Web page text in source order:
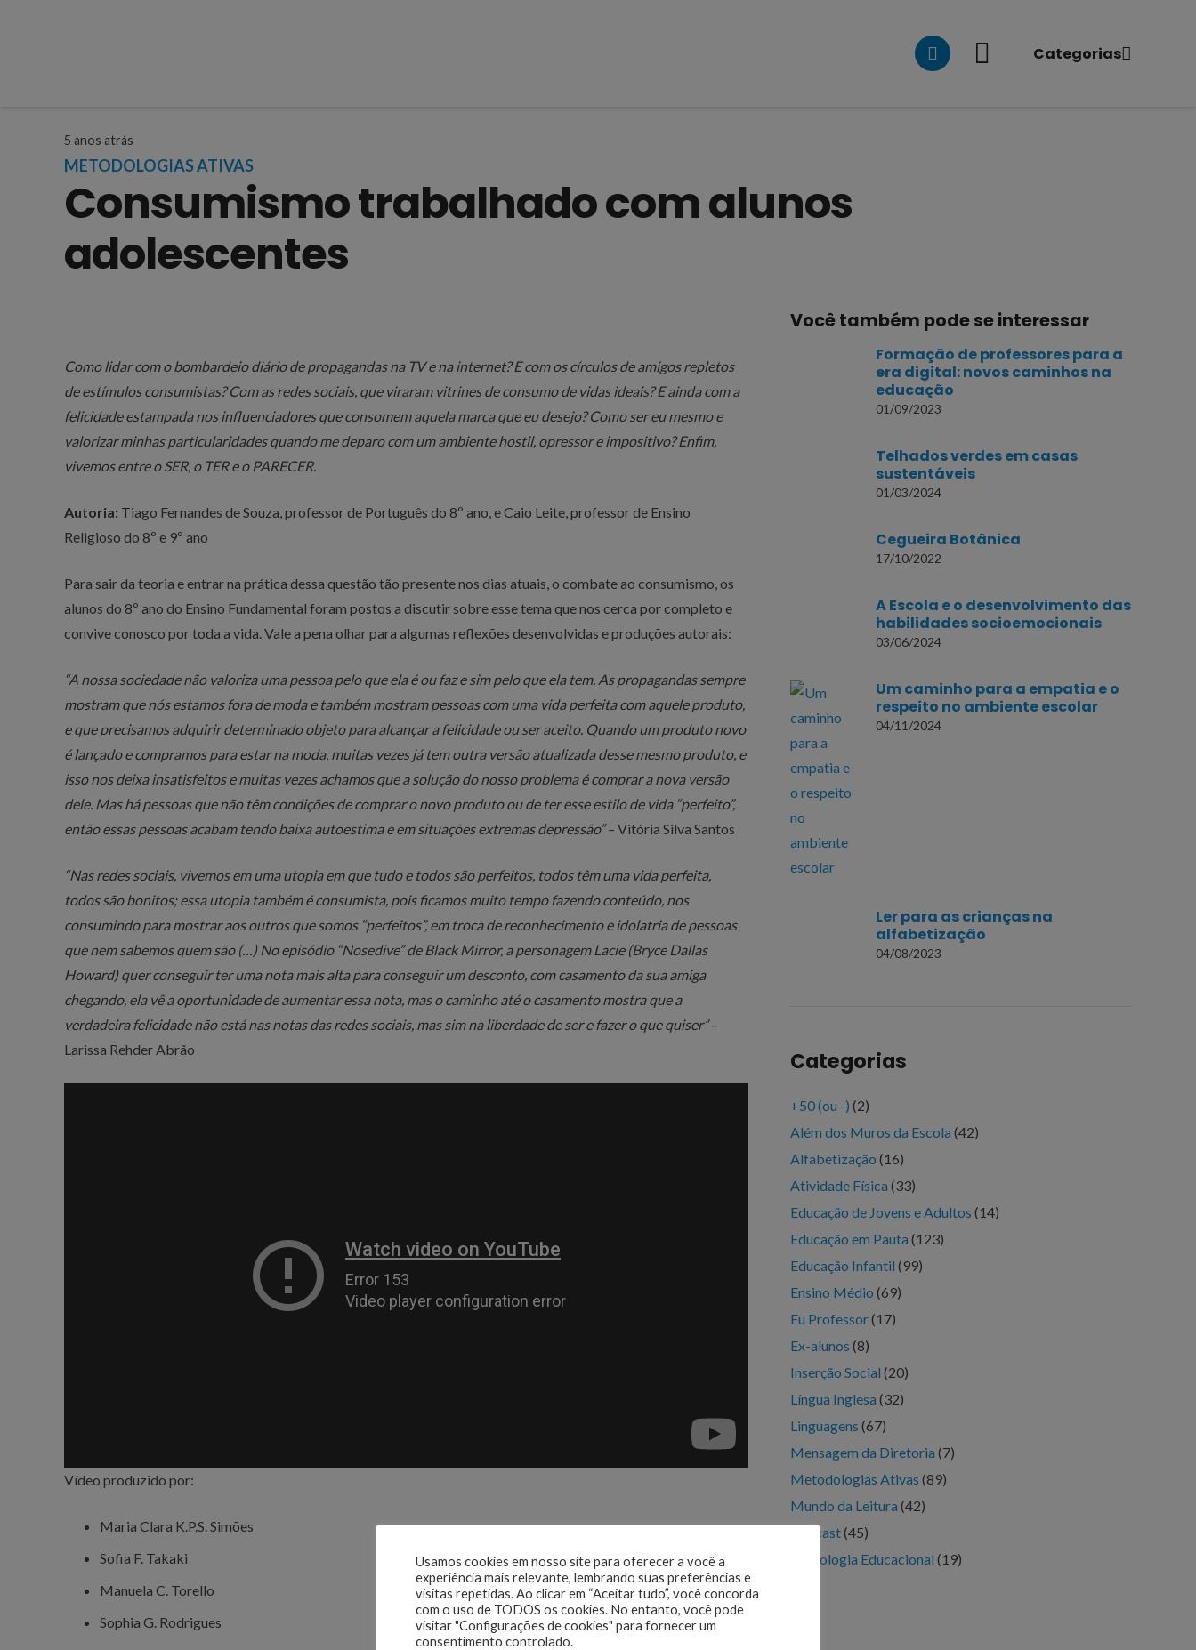
Categorias
5 anos atrás
METODOLOGIAS ATIVAS
Consumismo trabalhado com alunos
adolescentes
Como lidar com o bombardeio diário de propagandas na TV e na internet? E com os círculos de amigos repletos
de estímulos consumistas? Com as redes sociais, que viraram vitrines de consumo de vidas ideais? E ainda com a
felicidade estampada nos influenciadores que consomem aquela marca que eu desejo? Como ser eu mesmo e
valorizar minhas particularidades quando me deparo com um ambiente hostil, opressor e impositivo? Enfim,
vivemos entre o SER, o TER e o PARECER.
Autoria: Tiago Fernandes de Souza, professor de Português do 8º ano, e Caio Leite, professor de Ensino
Religioso do 8º e 9º ano
Para sair da teoria e entrar na prática dessa questão tão presente nos dias atuais, o combate ao consumismo, os
alunos do 8º ano do Ensino Fundamental foram postos a discutir sobre esse tema que nos cerca por completo e
convive conosco por toda a vida. Vale a pena olhar para algumas reflexões desenvolvidas e produções autorais:
“A nossa sociedade não valoriza uma pessoa pelo que ela é ou faz e sim pelo que ela tem. As propagandas sempre
mostram que nós estamos fora de moda e também mostram pessoas com uma vida perfeita com aquele produto,
e que precisamos adquirir determinado objeto para alcançar a felicidade ou ser aceito. Quando um produto novo
é lançado e compramos para estar na moda, muitas vezes já tem outra versão atualizada desse mesmo produto, e
isso nos deixa insatisfeitos e muitas vezes achamos que a solução do nosso problema é comprar a nova versão
dele. Mas há pessoas que não têm condições de comprar o novo produto ou de ter esse estilo de vida “perfeito”,
então essas pessoas acabam tendo baixa autoestima e em situações extremas depressão”– Vitória Silva Santos
“Nas redes sociais, vivemos em uma utopia em que tudo e todos são perfeitos, todos têm uma vida perfeita,
todos são bonitos; essa utopia também é consumista, pois ficamos muito tempo fazendo conteúdo, nos
consumindo para mostrar aos outros que somos “perfeitos”, em troca de reconhecimento e idolatria de pessoas
que nem sabemos quem são (…) No episódio “Nosedive” de BlackMirror, a personagem Lacie(Bryce Dallas
Howard) quer conseguir ter uma nota mais alta para conseguir um desconto, com casamento da sua amiga
chegando, ela vê a oportunidade de aumentar essa nota, mas o caminho até o casamento mostra que a
verdadeira felicidade não está nas notas das redes sociais, mas sim na liberdade de ser e fazer o que quiser”–
Larissa Rehder Abrão
Vídeo produzido por:
Maria Clara K.P.S. Simões
Sofia F. Takaki
Manuela C. Torello
Sophia G. Rodrigues
Você também pode se interessar
Formação de professores para a
era digital: novos caminhos na
educação
01/09/2023
Telhados verdes em casas
sustentáveis
01/03/2024
Cegueira Botânica
17/10/2022
A Escola e o desenvolvimento das
habilidades socioemocionais
03/06/2024
Um caminho para a empatia e o
respeito no ambiente escolar
04/11/2024
Ler para as crianças na
alfabetização
04/08/2023
Categorias
+50 (ou -) (2)
Além dos Muros da Escola (42)
Alfabetização (16)
Atividade Física (33)
Educação de Jovens e Adultos (14)
Educação em Pauta (123)
Educação Infantil (99)
Ensino Médio (69)
Eu Professor(17)
Ex-alunos (8)
Inserção Social (20)
Língua Inglesa (32)
Linguagens (67)
Mensagem da Diretoria (7)
Metodologias Ativas (89)
Mundo da Leitura (42)
Podcast(45)
Tecnologia Educacional (19)
Usamos cookies em nosso site para oferecer a você a
experiência mais relevante, lembrando suas preferências e
visitas repetidas. Ao clicar em “Aceitar tudo”, você concorda
com o uso de TODOS os cookies. No entanto, você pode
visitar "Configurações de cookies" para fornecer um
consentimento controlado.